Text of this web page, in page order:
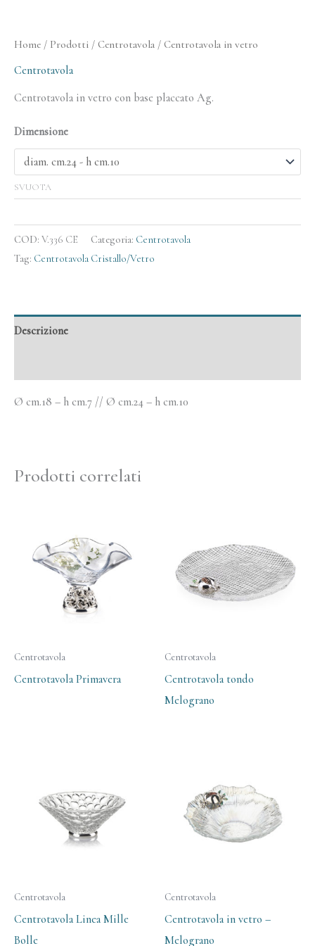
Home / Prodotti / Centrotavola / Centrotavola in vetro
Centrotavola
Centrotavola in vetro con base placcato Ag.
Dimensione
SVUOTA
COD: V.336 CE Categoria: Centrotavola
Tag: Centrotavola Cristallo/Vetro
Descrizione
Ø cm.18 – h cm.7 // Ø cm.24 – h cm.10
Prodotti correlati
Centrotavola
Centrotavola Primavera
Centrotavola
Centrotavola tondo
Melograno
Centrotavola
Centrotavola Linea Mille
Bolle
Centrotavola
Centrotavola in vetro –
Melograno